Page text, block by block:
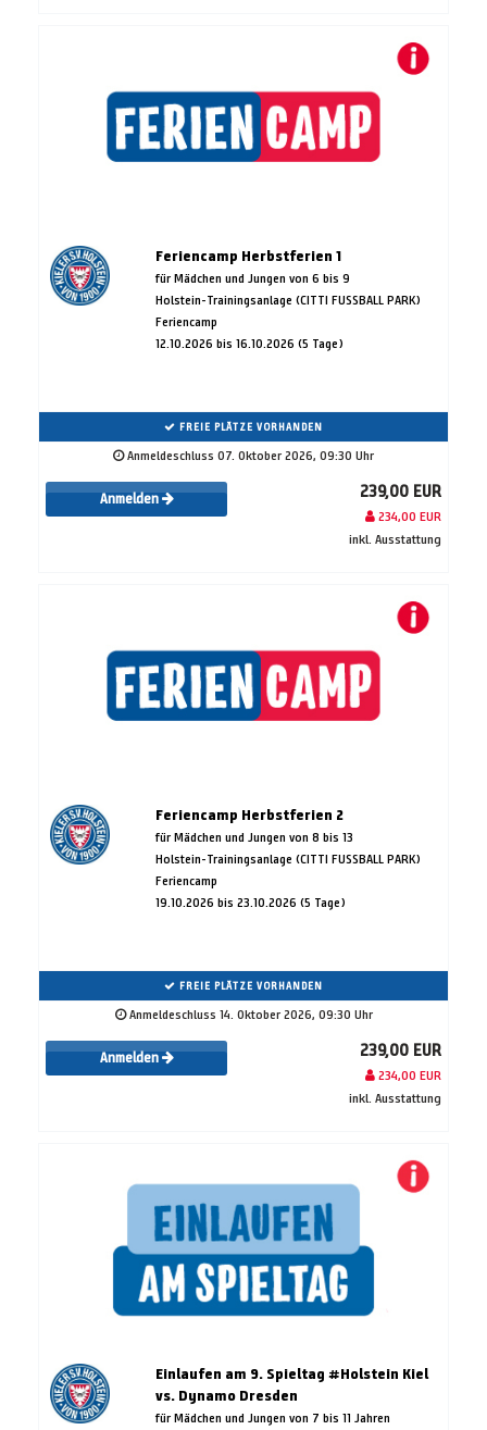
Feriencamp Herbstferien 1
für Mädchen und Jungen von 6 bis 9
Holstein-Trainingsanlage (CITTI FUSSBALL PARK)
Feriencamp
12.10.2026 bis 16.10.2026 (5 Tage)
FREIE PLÄTZE VORHANDEN
Anmeldeschluss 07. Oktober 2026, 09:30 Uhr
Anmelden 239,00 EUR
234,00 EUR
inkl. Ausstattung
Feriencamp Herbstferien 2
für Mädchen und Jungen von 8 bis 13
Holstein-Trainingsanlage (CITTI FUSSBALL PARK)
Feriencamp
19.10.2026 bis 23.10.2026 (5 Tage)
FREIE PLÄTZE VORHANDEN
Anmeldeschluss 14. Oktober 2026, 09:30 Uhr
Anmelden 239,00 EUR
234,00 EUR
inkl. Ausstattung
Einlaufen am 9. Spieltag #Holstein Kiel
vs. Dynamo Dresden
für Mädchen und Jungen von 7 bis 11 Jahren